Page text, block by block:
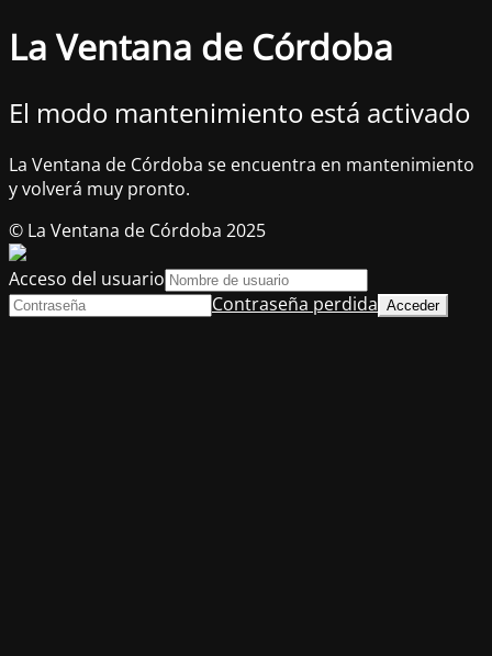
La Ventana de Córdoba
El modo mantenimiento está activado
La Ventana de Córdoba se encuentra en mantenimiento
y volverá muy pronto.
© La Ventana de Córdoba 2025
Acceso del usuario
Contraseña perdida